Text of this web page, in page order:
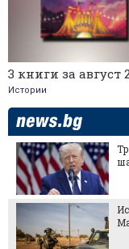
3 книги за август
Истории